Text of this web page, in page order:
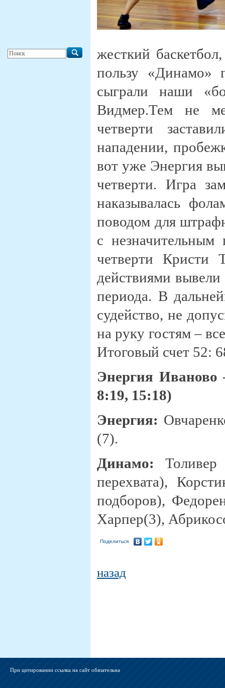
жесткий
пользу «Динамо»
сыграли наши
Видмер.Тем не
четверти
нападении,
вот уже Энергия
четверти. Игра
наказывалась
поводом для
с
четверти Кристи
действиями
периода. В
судейство, не
на руку гостям –
Итоговый счет 52:
Энергия
8:19, 15:18)
Энергия:
(7).
Динамо:
перехвата),
подборов),
Харпер(3),
Поделиться
назад
При цитировании ссылка на сайт обязательна